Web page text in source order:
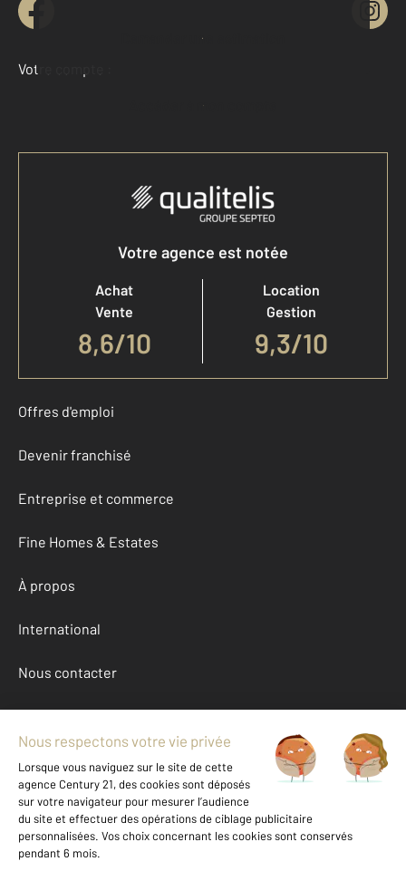
Demander une estimation
Votre compte :
Accéder à mon compte
Votre agence est notée
Achat
Vente
8,6/10
Location
Gestion
9,3/10
Offres d'emploi
Devenir franchisé
Entreprise et commerce
Fine Homes & Estates
À propos
International
Nous contacter
Mentions légales & CGU et Barèmes d'honoraires
Données personnelles
Gestionnaire des cookies